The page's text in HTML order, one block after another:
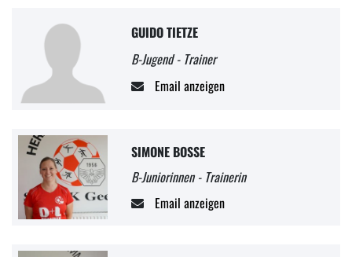
GUIDO TIETZE
B-Jugend - Trainer
Email anzeigen
SIMONE BOSSE
B-Juniorinnen - Trainerin
Email anzeigen